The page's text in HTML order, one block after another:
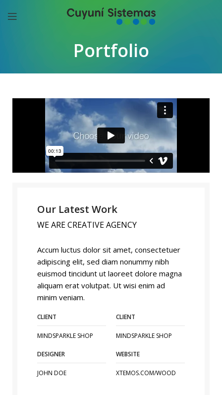
Portfolio
Our Latest Work
WE ARE CREATIVE AGENCY
Accum luctus dolor sit amet, consectetuer
adipiscing elit, sed diam nonummy nibh
euismod tincidunt ut laoreet dolore magna
aliquam erat volutpat. Ut wisi enim ad
minim veniam.
CLIENT
MINDSPARKLE SHOP
CLIENT
MINDSPARKLE SHOP
DESIGNER
JOHN DOE
WEBSITE
XTEMOS.COM/WOOD